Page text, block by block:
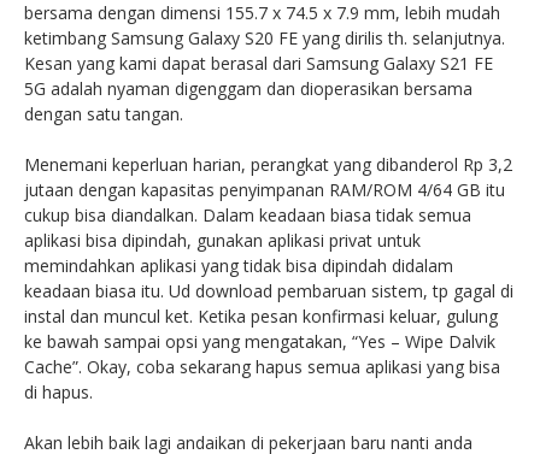
bersama dengan dimensi 155.7 x 74.5 x 7.9 mm, lebih mudah
ketimbang Samsung Galaxy S20 FE yang dirilis th. selanjutnya.
Kesan yang kami dapat berasal dari Samsung Galaxy S21 FE
5G adalah nyaman digenggam dan dioperasikan bersama
dengan satu tangan.
Menemani keperluan harian, perangkat yang dibanderol Rp 3,2
jutaan dengan kapasitas penyimpanan RAM/ROM 4/64 GB itu
cukup bisa diandalkan. Dalam keadaan biasa tidak semua
aplikasi bisa dipindah, gunakan aplikasi privat untuk
memindahkan aplikasi yang tidak bisa dipindah didalam
keadaan biasa itu. Ud download pembaruan sistem, tp gagal di
instal dan muncul ket. Ketika pesan konfirmasi keluar, gulung
ke bawah sampai opsi yang mengatakan, “Yes – Wipe Dalvik
Cache”. Okay, coba sekarang hapus semua aplikasi yang bisa
di hapus.
Akan lebih baik lagi andaikan di pekerjaan baru nanti anda